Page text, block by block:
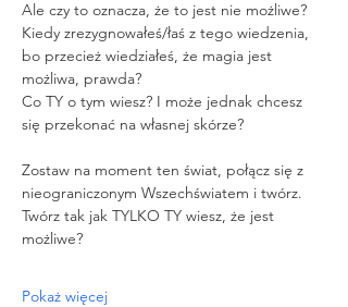
Ale czy to oznacza, że to jest nie możliwe?
Kiedy zrezygnowałeś/łaś z tego wiedzenia,
bo przecież wiedziałeś, że magia jest
możliwa, prawda?
Co TY o tym wiesz? I może jednak chcesz
się przekonać na własnej skórze?
Zostaw na moment ten świat, połącz się z
nieograniczonym Wszechświatem i twórz.
Twórz tak jak TYLKO TY wiesz, że jest
możliwe?
Pokaż więcej